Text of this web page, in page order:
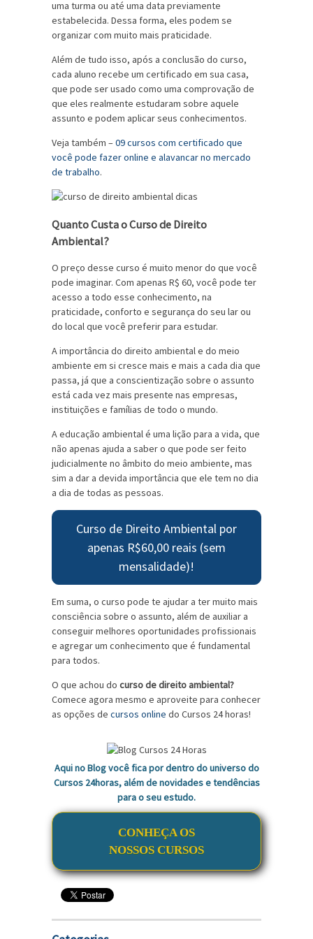
uma turma ou até uma data previamente
estabelecida. Dessa forma, eles podem se
organizar com muito mais praticidade.
Além de tudo isso, após a conclusão do curso,
cada aluno recebe um certificado em sua casa,
que pode ser usado como uma comprovação de
que eles realmente estudaram sobre aquele
assunto e podem aplicar seus conhecimentos.
Veja também –09 cursos com certificado que
você pode fazer online e alavancar no mercado
de trabalho.
Quanto Custa o Curso de Direito
Ambiental?
O preço desse curso é muito menor do que você
pode imaginar. Com apenas R$ 60, você pode ter
acesso a todo esse conhecimento, na
praticidade, conforto e segurança do seu lar ou
do local que você preferir para estudar.
A importância do direito ambiental e do meio
ambiente em si cresce mais e mais a cada dia que
passa, já que a conscientização sobre o assunto
está cada vez mais presente nas empresas,
instituições e famílias de todo o mundo.
Aeducação ambiental é uma lição para a vida, que
não apenas ajuda a saber o que pode ser feito
judicialmente no âmbito do meio ambiente, mas
sim a dar a devida importância que ele tem no dia
a dia de todas as pessoas.
Curso de Direito Ambiental por
apenas R$60,00 reais (sem
mensalidade)!
Em suma, o curso pode te ajudar a ter muito mais
consciência sobre o assunto, além de auxiliar a
conseguir melhores oportunidades profissionais
e agregar um conhecimento que é fundamental
para todos.
O que achou do curso de direito ambiental?
Comece agora mesmo e aproveite para conhecer
as opções de cursos online do Cursos 24 horas!
Aqui no Blog você fica por dentro do universo do
Cursos 24horas, além de novidades e tendências
para o seu estudo.
CONHEÇA OS
NOSSOS CURSOS